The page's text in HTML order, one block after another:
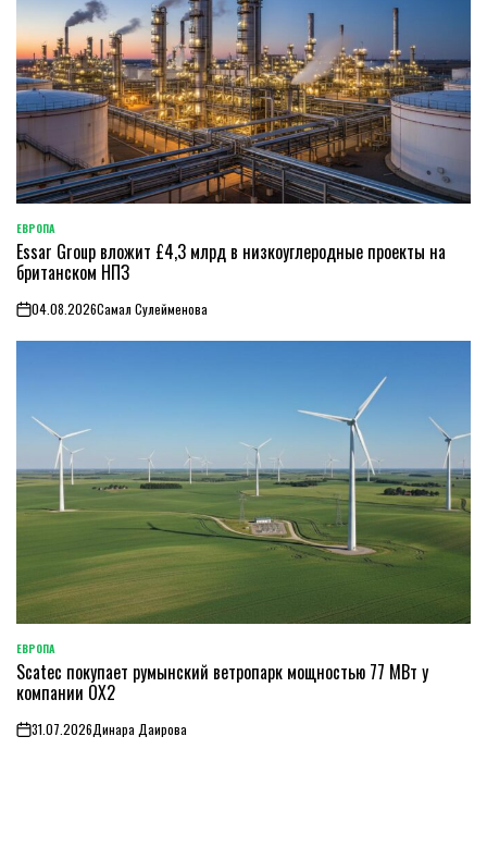
ОПУБЛИКОВАНО
В
ЕВРОПА
Essar Group вложит £4,3 млрд в низкоуглеродные проекты на
британском НПЗ
on04.08.2026Самал Сулейменова
ОПУБЛИКОВАНО
В
ЕВРОПА
Scatec покупает румынский ветропарк мощностью 77 МВт у
компании OX2
on31.07.2026Динара Даирова